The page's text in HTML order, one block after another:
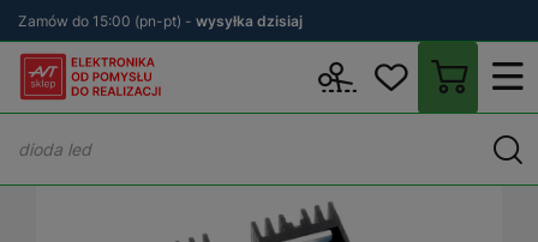
Zamów do 15:00 (pn-pt) - wysyłka dzisiaj
Zasilanie i